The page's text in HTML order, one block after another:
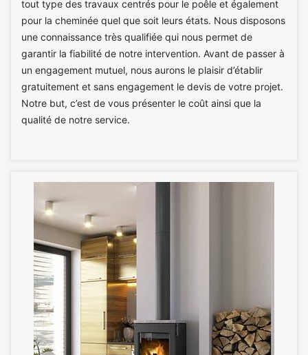
tout type des travaux centrés pour le poêle et également
pour la cheminée quel que soit leurs états. Nous disposons
une connaissance très qualifiée qui nous permet de
garantir la fiabilité de notre intervention. Avant de passer à
un engagement mutuel, nous aurons le plaisir d’établir
gratuitement et sans engagement le devis de votre projet.
Notre but, c’est de vous présenter le coût ainsi que la
qualité de notre service.